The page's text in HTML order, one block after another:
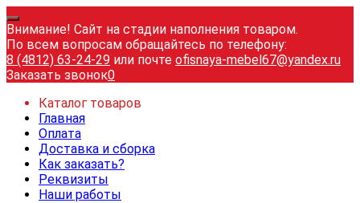
Внимание! Сайт на стадии наполнения товаром.
По всем вопросам обращайтесь по телефону:
8 (4812) 63-24-29 или почте ofisnaya-mebel67@yandex.ru
Заказать звонок0
Каталог товаров
Главная
Оплата
Доставка и сборка
Как заказать?
Реквизиты
Наши работы